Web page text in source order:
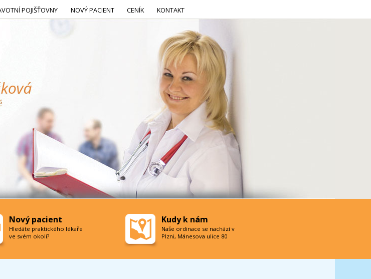
POJIŠŤOVNY NOVÝ PACIENT CENÍK KONTAKT
Nový pacient
Hledáte praktického lékaře
ve svém okolí?
Kudy k nám
Naše ordinace se nachází v
Plzni, Mánesova ulice 80